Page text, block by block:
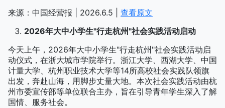
来源：中国经营报 | 2026.6.5 | 查看原文
2026年大中小学生"行走杭州"社会实践活动启动
今天上午，2026年大中小学生"行走杭州"社会实践活动启
动仪式，在浙大城市学院举行。浙江大学、西湖大学、中国
计量大学、杭州职业技术大学等14所高校社会实践队领旗
出发，奔赴山海，用脚步丈量大地。本次社会实践活动由杭
州市委宣传部等单位联合主办，旨在引导青年学生深入了解
国情、服务社会。